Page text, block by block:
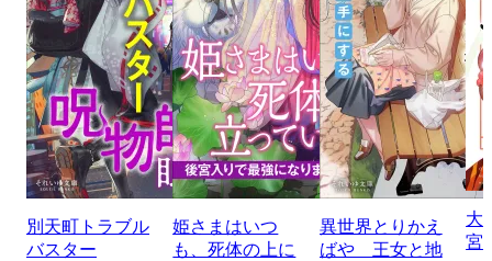
別天町トラブル
バスター
姫さまはいつ
も、死体の上に
異世界とりかえ
ばや 王女と地
大
宮